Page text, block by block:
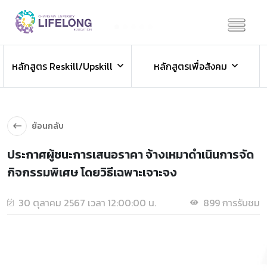
ข่าวประชาสัมพันธ์
ข่าวสารองค์กร ข่าวสารกิจกรรม
หลักสูตร Reskill/Upskill
หลักสูตรเพื่อสังคม
ย้อนกลับ
ประกาศผู้ชนะการเสนอราคา จ้างเหมาดำเนินการจัด
กิจกรรมพิเศษ โดยวิธีเฉพาะเจาะจง
30 ตุลาคม 2567 เวลา 12:00:00 น. 899 การรับชม